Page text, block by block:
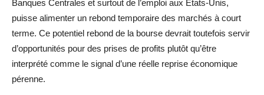
Banques Centrales et surtout de l’emploi aux Etats-Unis,
puisse alimenter un rebond temporaire des marchés à court
terme. Ce potentiel rebond de la bourse devrait toutefois servir
d’opportunités pour des prises de profits plutôt qu’être
interprété comme le signal d’une réelle reprise économique
pérenne.